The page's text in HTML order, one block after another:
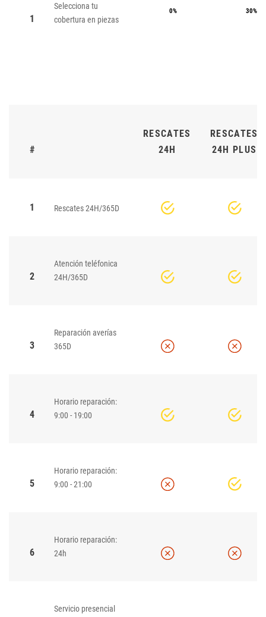
1
Selecciona tu
cobertura en piezas
0% 30%
#
RESCATES
24H
RESCATES
24H PLUS
1 Rescates 24H/365D
2
Atención teléfonica
24H/365D
3
Reparación averías
365D
4
Horario reparación:
9:00 - 19:00
5
Horario reparación:
9:00 - 21:00
6
Horario reparación:
24h
Servicio presencial